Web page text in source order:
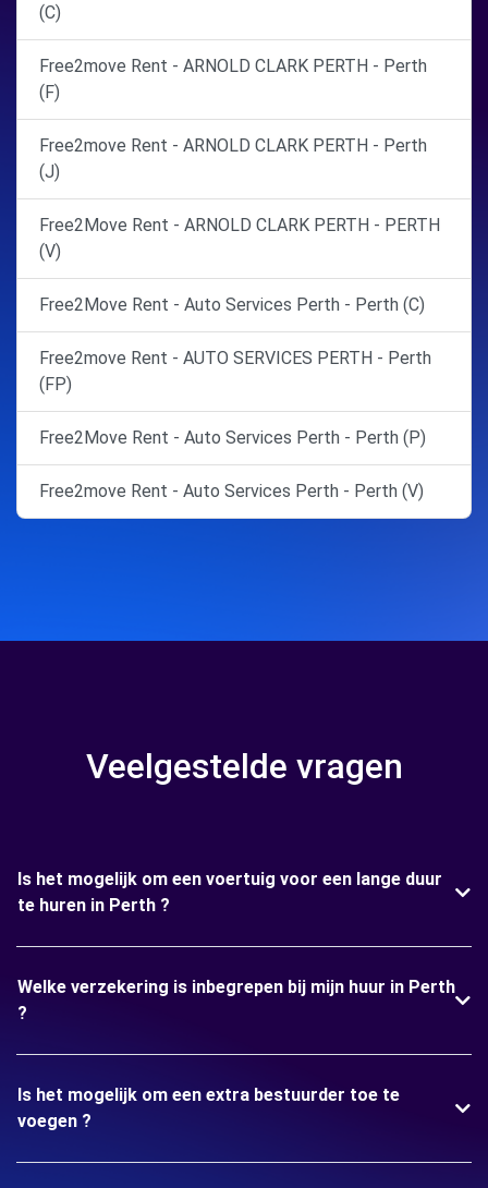
(C)
Free2move Rent - ARNOLD CLARK PERTH - Perth
(F)
Free2move Rent - ARNOLD CLARK PERTH - Perth
(J)
Free2Move Rent - ARNOLD CLARK PERTH - PERTH
(V)
Free2Move Rent - Auto Services Perth - Perth (C)
Free2move Rent - AUTO SERVICES PERTH - Perth
(FP)
Free2Move Rent - Auto Services Perth - Perth (P)
Free2move Rent - Auto Services Perth - Perth (V)
Veelgestelde vragen
Is het mogelijk om een voertuig voor een lange duur
te huren in Perth ?
Welke verzekering is inbegrepen bij mijn huur in Perth
?
Is het mogelijk om een extra bestuurder toe te
voegen ?